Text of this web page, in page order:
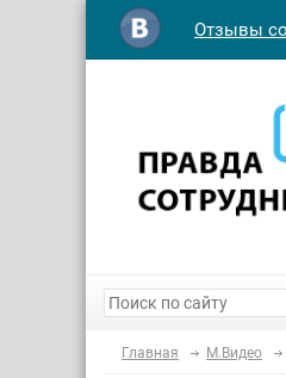
Отзывы
Главная М.Видео